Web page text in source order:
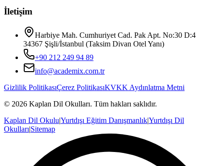
İletişim
Harbiye Mah. Cumhuriyet Cad. Pak Apt. No:30 D:4
34367 Şişli/İstanbul (Taksim Divan Otel Yanı)
+90 212 249 94 89
info@academix.com.tr
Gizlilik PolitikasıÇerez PolitikasıKVKK Aydınlatma Metni
© 2026 Kaplan Dil Okulları. Tüm hakları saklıdır.
Kaplan Dil Okulu|Yurtdışı Eğitim Danışmanlık|Yurtdışı Dil
Okulları|Sitemap